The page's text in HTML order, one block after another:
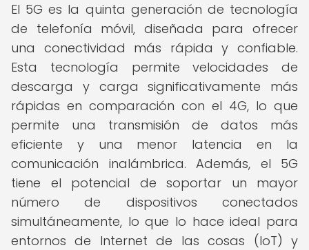
El 5G es la quinta generación de tecnología
de telefonía móvil, diseñada para ofrecer
una conectividad más rápida y confiable.
Esta tecnología permite velocidades de
descarga y carga significativamente más
rápidas en comparación con el 4G, lo que
permite una transmisión de datos más
eficiente y una menor latencia en la
comunicación inalámbrica. Además, el 5G
tiene el potencial de soportar un mayor
número de dispositivos conectados
simultáneamente, lo que lo hace ideal para
entornos de Internet de las cosas (IoT) y